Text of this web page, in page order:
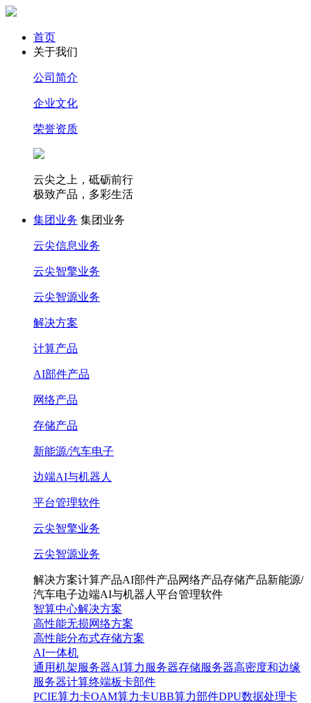
首页
关于我们
公司简介
企业文化
荣誉资质
云尖之上，砥砺前行
极致产品，多彩生活
集团业务 集团业务
云尖信息业务
云尖智擎业务
云尖智源业务
解决方案
计算产品
AI部件产品
网络产品
存储产品
新能源/汽车电子
边端AI与机器人
平台管理软件
云尖智擎业务
云尖智源业务
解决方案计算产品AI部件产品网络产品存储产品新能源/
汽车电子边端AI与机器人 平台管理软件
智算中心解决方案
高性能无损网络方案
高性能分布式存储方案
AI一体机
通用机架服务器AI算力服务器存储服务器高密度和边缘
服务器计算终端板卡部件
PCIE算力卡OAM算力卡UBB算力部件DPU数据处理卡